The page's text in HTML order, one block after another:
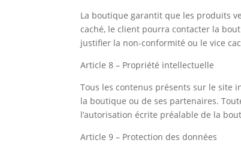
La boutique garantit que les produits
caché, le client pourra contacter la
justifier la non-conformité ou le vice
Article 8 – Propriété intellectuelle
Tous les contenus présents sur le site
la boutique ou de ses partenaires.
l’autorisation écrite préalable de la
Article 9 – Protection des données